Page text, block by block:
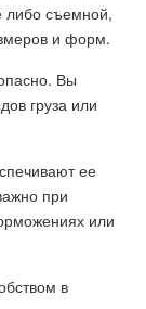
либо съемной,
и форм.
Вы
груза или
ее
при
или
в